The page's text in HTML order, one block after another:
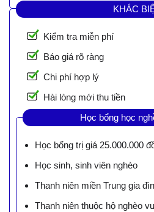
KHÁC
Kiểm tra miễn phí
Báo giá rõ ràng
Chi phí hợp lý
Hài lòng mới thu tiền
Học bổng học
Học bổng trị giá 25.000.000
Học sinh, sinh viên nghèo
Thanh niên miền Trung gia
Thanh niên thuộc hộ nghèo